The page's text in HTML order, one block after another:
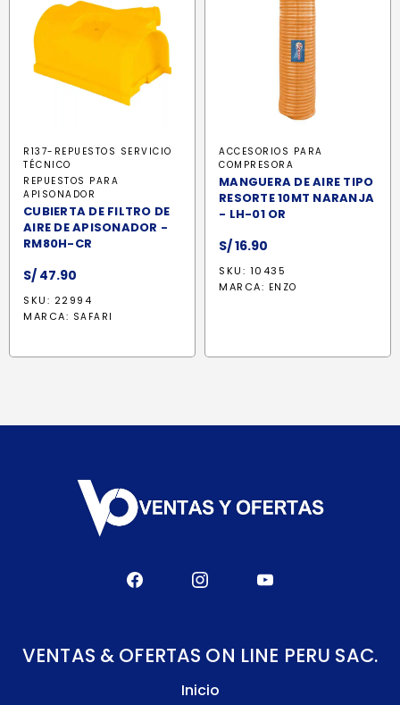
R137-REPUESTOS SERVICIO
TÉCNICO
REPUESTOS PARA
APISONADOR
CUBIERTA DE FILTRO DE
AIRE DE APISONADOR -
RM80H-CR
S/ 47.90
SKU: 22994
MARCA: SAFARI
ACCESORIOS PARA
COMPRESORA
MANGUERA DE AIRE TIPO
RESORTE 10MT NARANJA
- LH-01 OR
S/16.90
SKU: 10435
MARCA: ENZO
VENTAS & OFERTAS ON LINE PERU SAC.
Inicio